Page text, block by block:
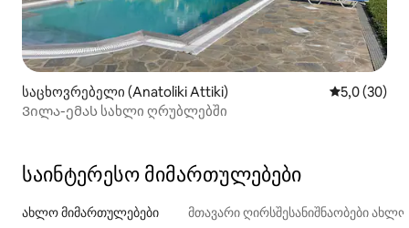
საცხოვრებელი (Anatoliki Attiki) საშუალო
5,0 (30)
Ვილა-ემას სახლი ღრუბლებში
საინტერესო მიმართულებები
ახლო მიმართულებები მთავარი ღირსშესანიშნაობები